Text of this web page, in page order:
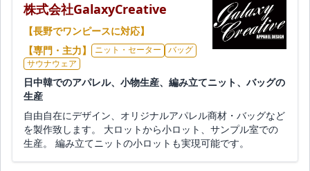
株式会社GalaxyCreative
【長野でワンピースに対応】
【専門・主力】
ニット・セーター
バッグ
サウナウェア
日中韓でのアパレル、小物生産、編み立てニット、バッグの
生産
自由自在にデザイン、オリジナルアパレル商材・バッグなど
を製作致します。 大ロットから小ロット、サンプル室での
生産。 編み立てニットの小ロットも実現可能です。